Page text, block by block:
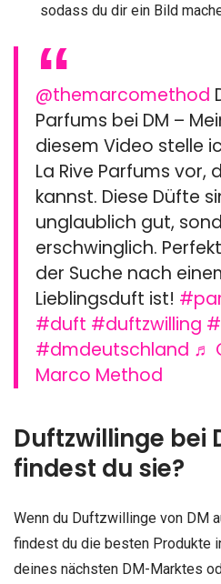
sodass du dir ein Bild
@themarcomethod
Parfums bei DM –
diesem Video stelle
La Rive Parfums vor,
kannst. Diese Düfte
unglaublich gut,
erschwinglich.
der Suche nach
Lieblingsduft ist!
#duft #duftzwilling
#dmdeutschland ♬
Marco Method
Duftzwillinge bei
findest du sie?
Wenn du Duftzwillinge von DM
findest du die besten Produkte
deines nächsten DM-Marktes